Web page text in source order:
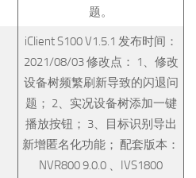
题。
iClient S100 V1.5.1 发布时间：
2021/08/03 修改点： 1、修改
设备树频繁刷新导致的闪退问
题； 2、实况设备树添加一键
播放按钮； 3、目标识别导出
新增匿名化功能； 配套版本：
NVR800 9.0.0 、IVS1800